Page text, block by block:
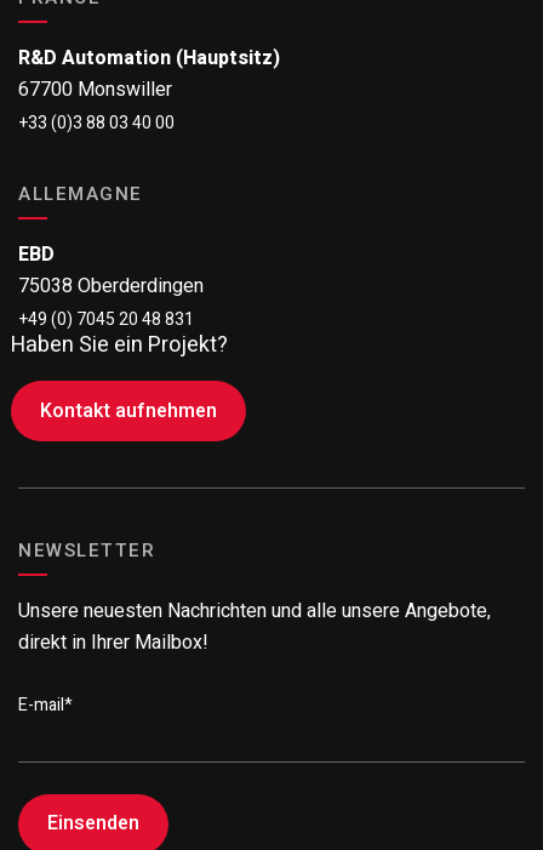
R&D Automation (Hauptsitz)
67700 Monswiller
+33 (0)3 88 03 40 00
ALLEMAGNE
EBD
75038 Oberderdingen
+49 (0) 7045 20 48 831
Haben Sie ein Projekt?
Kontakt aufnehmen
NEWSLETTER
Unsere neuesten Nachrichten und alle unsere Angebote,
direkt in Ihrer Mailbox!
E-mail*